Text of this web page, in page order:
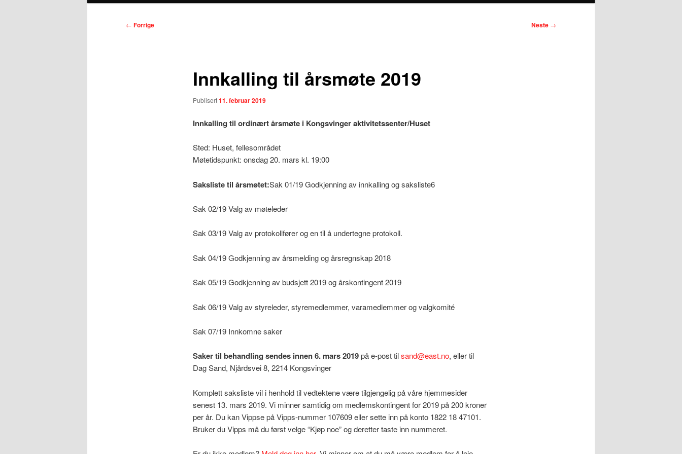
Innleggsnavigasjon
← Forrige Neste →
Innkalling til årsmøte 2019
Publisert11. februar 2019
Innkalling til ordinært årsmøte i Kongsvinger aktivitetssenter/Huset
Sted: Huset, fellesområdet
Møtetidspunkt: onsdag 20. mars kl. 19:00
Saksliste til årsmøtet:Sak 01/19 Godkjenning av innkalling og saksliste6
Sak 02/19 Valg av møteleder
Sak 03/19 Valg av protokollfører og en til å undertegne protokoll.
Sak 04/19 Godkjenning av årsmelding og årsregnskap 2018
Sak 05/19 Godkjenning av budsjett 2019 og årskontingent 2019
Sak 06/19 Valg av styreleder, styremedlemmer, varamedlemmer og valgkomité
Sak 07/19 Innkomne saker
Saker til behandling sendes innen 6. mars 2019på e-post tilsand@east.no, eller til
Dag Sand, Njårdsvei 8, 2214 Kongsvinger
Komplett saksliste vil i henhold til vedtektene være tilgjengelig på våre hjemmesider
senest 13. mars 2019. Vi minner samtidig om medlemskontingent for 2019 på 200 kroner
per år. Du kan Vippse på Vipps-nummer 107609 eller sette inn på konto 1822 18 47101.
Bruker du Vipps må du først velge “Kjøp noe” og deretter taste inn nummeret.